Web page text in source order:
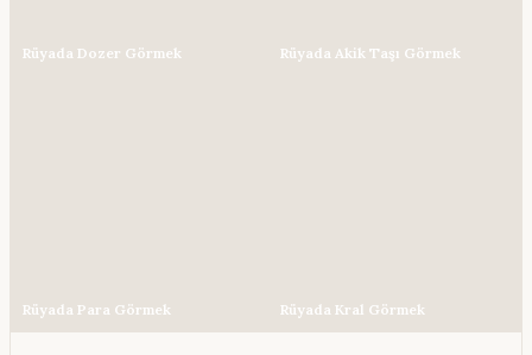
Rüyada Dozer Görmek Rüyada Akik Taşı Görmek
Rüyada Para Görmek Rüyada Kral Görmek